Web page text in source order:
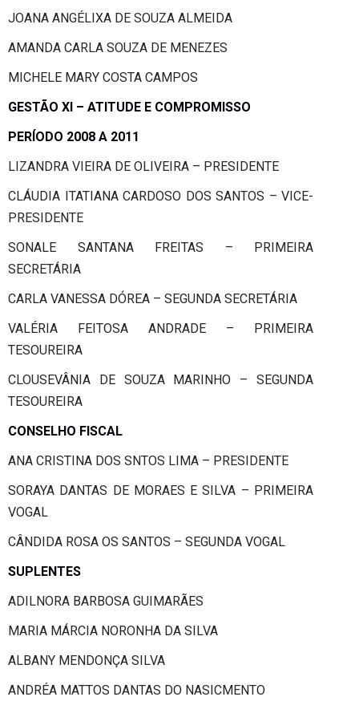
JOANA ANGÉLIXA DE SOUZA ALMEIDA
AMANDA CARLA SOUZA DE MENEZES
MICHELE MARY COSTA CAMPOS
GESTÃO XI – ATITUDE E COMPROMISSO
PERÍODO 2008 A 2011
LIZANDRA VIEIRA DE OLIVEIRA – PRESIDENTE
CLÁUDIA ITATIANA CARDOSO DOS SANTOS – VICE-
PRESIDENTE
SONALE SANTANA FREITAS – PRIMEIRA
SECRETÁRIA
CARLA VANESSA DÓREA – SEGUNDA SECRETÁRIA
VALÉRIA FEITOSA ANDRADE – PRIMEIRA
TESOUREIRA
CLOUSEVÂNIA DE SOUZA MARINHO – SEGUNDA
TESOUREIRA
CONSELHO FISCAL
ANA CRISTINA DOS SNTOS LIMA – PRESIDENTE
SORAYA DANTAS DE MORAES E SILVA – PRIMEIRA
VOGAL
CÂNDIDA ROSA OS SANTOS – SEGUNDA VOGAL
SUPLENTES
ADILNORA BARBOSA GUIMARÃES
MARIA MÁRCIA NORONHA DA SILVA
ALBANY MENDONÇA SILVA
ANDRÉA MATTOS DANTAS DO NASICMENTO